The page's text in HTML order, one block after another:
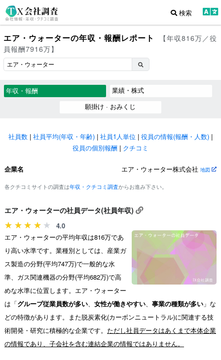
検索
エア・ウォーターの年収・報酬レポート
【年収816万／役
員報酬7916万】
年収・報酬
業績・株式
願掛け · おみくじ
社員数 | 社員平均(年収・年齢) | 社員1人単位 | 役員の情報(報酬・人数) |
役員の個別報酬 | クチコミ
企業名 エア・ウォーター株式会社 地図
各クチコミサイトの調査は年収・クチコミ調査からお進み下さい。
エア・ウォーターの社員データ(社員年収)
4.0
エア・ウォーターの平均年収は816万であ
り高い水準です。業種別としては、産業ガ
ス製造の分野(平均747万)で一般的な水
準、ガス関連機器の分野(平均682万)で高
めな水準に位置します。エア・ウォーター
は「グループ従業員数が多い、 女性が働きやすい、 事業の種類が多い 」な
どの特徴があります。また脱炭素化(カーボンニュートラル)に関連する技
術開発・研究に積極的な企業です。 ただし社員データはあくまで本体企業
の情報であり、子会社を含む連結企業の情報ではありません。